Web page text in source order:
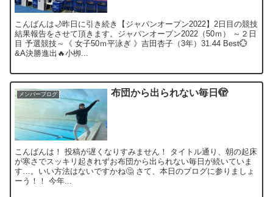
こんばんは🌙昨日に引き続き【ジャパンオープン2022】2日目の競技
結果報告をさせて頂きます。ジャパンオープン2022（50ｍ） ～２日
目 予選競技～《 女子50ｍ平泳ぎ 》吉田杏子（3年）31.44 Best💮
&A決勝進出🔥小栁...
メンバーブログ 布団から出られない毎日🫣
こんばんは！ 投稿が遅くなりすみません！ タイトル通り、朝の起床
が寒さでスッキリ起きれずお布団から出られない毎日が続いていま
す…。いい方法はないですかね🤔 さて、本日のブログに参りましょ
ーう！！ 今年...